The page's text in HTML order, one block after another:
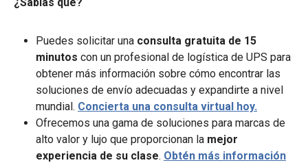
¿Sabías qué?
Puedes solicitar una consulta gratuita de 15
minutos con un profesional de logística de UPS para
obtener más información sobre cómo encontrar las
soluciones de envío adecuadas y expandirte a nivel
mundial. Concierta una consulta virtual hoy.
Ofrecemos una gama de soluciones para marcas de
alto valor y lujo que proporcionan la mejor
experiencia de su clase. Obtén más información